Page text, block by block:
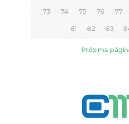
73 74 75 76 77
81 82 83
Próxima